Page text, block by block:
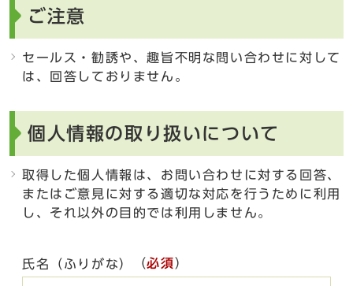
ご注意
セールス・勧誘や、趣旨不明な問い合わせに対して
は、回答しておりません。
個人情報の取り扱いについて
取得した個人情報は、お問い合わせに対する回答、
またはご意見に対する適切な対応を行うために利用
し、それ以外の目的では利用しません。
氏名（ふりがな） （必須）